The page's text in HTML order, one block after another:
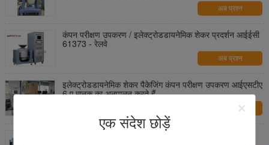
एक संदेश छोड़ें
अब प्रश्न
कंपन परीक्षण उपकरण / इलेक्ट्रोडडायनेमिक शेकर प्रदर्शन आईईसी
61373 - रेलवे
अब प्रश्न
इलेक्ट्रोडडायनेमिक शेकर पैकेजिंग कंपन परीक्षण उपकरण आईएसटीए
6 ए मानक का अनुपालन करते हैं
अब प्रश्न
51 मिमी अधिकतम विस्थापन कंपन परीक्षण उपकरण भारी शुल्क